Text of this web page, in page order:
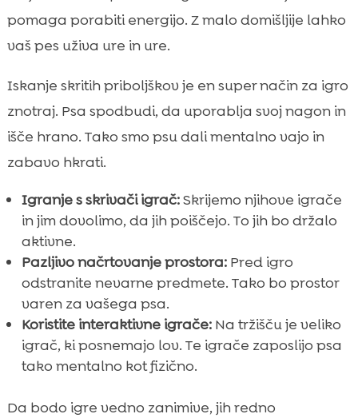
pomaga porabiti energijo. Z malo domišljije lahko
vaš pes uživa ure in ure.
Iskanje skritih priboljškov je en super način za igro
znotraj. Psa spodbudi, da uporablja svoj nagon in
išče hrano. Tako smo psu dali mentalno vajo in
zabavo hkrati.
Igranje s skrivači igrač:Skrijemo njihove igrače
in jim dovolimo, da jih poiščejo. To jih bo držalo
aktivne.
Pazljivo načrtovanje prostora:Pred igro
odstranite nevarne predmete. Tako bo prostor
varen za vašega psa.
Koristite interaktivne igrače:Na tržišču je veliko
igrač, ki posnemajo lov. Te igrače zaposlijo psa
tako mentalno kot fizično.
Da bodo igre vedno zanimive, jih redno